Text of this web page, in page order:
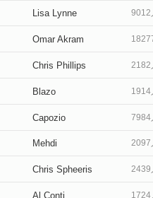
Lisa Lynne 9012
Omar Akram
Chris Phillips 2182
Blazo 1914
Capozio 7984
Mehdi 2097
Chris Spheeris 2439
Al Conti 1724